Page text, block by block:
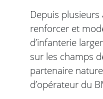
Depuis
renforcer et
d’infanterie
sur les champs
partenaire
d’opérateur du